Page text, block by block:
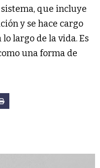
que incluye
y se hace cargo
largo de la vida. Es
una forma de